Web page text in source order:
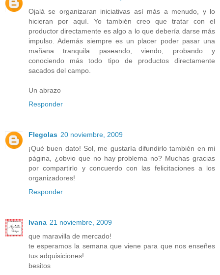
Ojalá se organizaran iniciativas así más a menudo, y lo
hicieran por aquí. Yo también creo que tratar con el
productor directamente es algo a lo que debería darse más
impulso. Además siempre es un placer poder pasar una
mañana tranquila paseando, viendo, probando y
conociendo más todo tipo de productos directamente
sacados del campo.
Un abrazo
Responder
Flegolas 20 noviembre, 2009
¡Qué buen dato! Sol, me gustaría difundirlo también en mi
página, ¿obvio que no hay problema no? Muchas gracias
por compartirlo y concuerdo con las felicitaciones a los
organizadores!
Responder
Ivana 21 noviembre, 2009
que maravilla de mercado!
te esperamos la semana que viene para que nos enseñes
tus adquisiciones!
besitos